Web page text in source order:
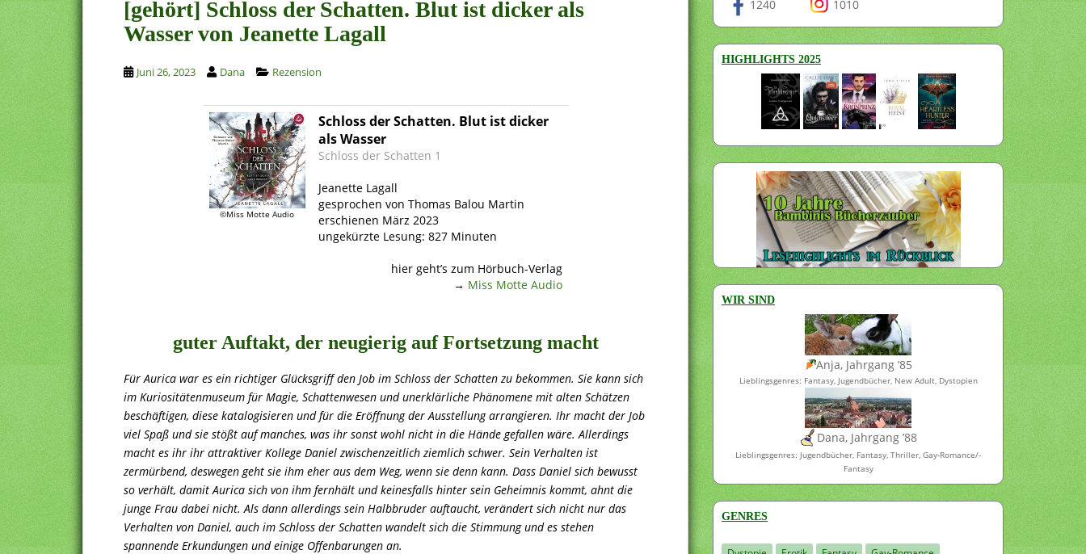
[gehört] Schloss der Schatten. Blut ist dicker als
Wasser von Jeanette Lagall
Juni 26, 2023 Dana Rezension
©Miss Motte Audio
Schloss der Schatten. Blut ist dicker
als Wasser
Schloss der Schatten 1
Jeanette Lagall
gesprochen von Thomas Balou Martin
erschienen März 2023
ungekürzte Lesung: 827 Minuten
hier geht’s zum Hörbuch-Verlag
→ Miss Motte Audio
guter Auftakt, der neugierig auf Fortsetzung macht
Für Aurica war es ein richtiger Glücksgriff den Job im Schloss der Schatten zu bekommen. Sie kann sich
im Kuriositätenmuseum für Magie, Schattenwesen und unerklärliche Phänomene mit alten Schätzen
beschäftigen, diese katalogisieren und für die Eröffnung der Ausstellung arrangieren. Ihr macht der Job
viel Spaß und sie stößt auf manches, was ihr sonst wohl nicht in die Hände gefallen wäre. Allerdings
macht es ihr ihr attraktiver Kollege Daniel zwischenzeitlich ziemlich schwer. Sein Verhalten ist
zermürbend, deswegen geht sie ihm eher aus dem Weg, wenn sie denn kann. Dass Daniel sich bewusst
so verhält, damit Aurica sich von ihm fernhält und keinesfalls hinter sein Geheimnis kommt, ahnt die
junge Frau dabei nicht. Als dann allerdings sein Halbbruder auftaucht, verändert sich nicht nur das
Verhalten von Daniel, auch im Schloss der Schatten wandelt sich die Stimmung und es stehen
spannende Erkundungen und einige Offenbarungen an.
1240 1010
HIGHLIGHTS 2025
WIR SIND
Anja, Jahrgang ’85
Lieblingsgenres: Fantasy, Jugendbücher, New Adult, Dystopien
Dana, Jahrgang ’88
Lieblingsgenres: Jugendbücher, Fantasy, Thriller, Gay-Romance/-
Fantasy
GENRES